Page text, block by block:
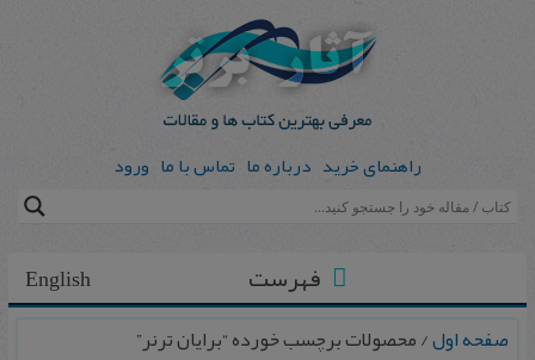
راهنمای خرید درباره ما تماس با ما ورود
English فهرست
صفحه اول/ محصولات برچسب خورده “برایان ترنر”